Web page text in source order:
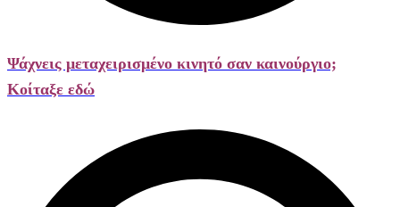
Ψάχνεις μεταχειρισμένο κινητό σαν καινούργιο;
Κοίταξε εδώ